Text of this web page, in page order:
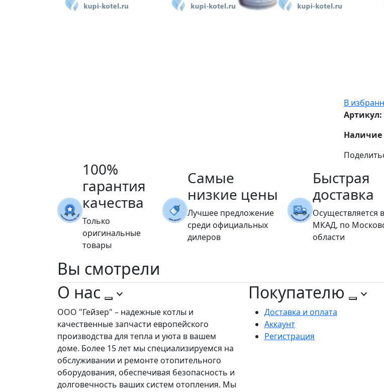
В
Артикул:
Наличие
100%
гарантия
качества
Только
оригинальные
товары
Самые
низкие цены
Лучшее предложение
среди официальных
дилеров
Быстрая
доставка
Осуществляется
МКАД, по
области
Вы смотрели
О нас
ООО "Гейзер" – надежные котлы и
качественные запчасти европейского
производства для тепла и уюта в вашем
доме. Более 15 лет мы специализируемся на
обслуживании и ремонте отопительного
оборудования, обеспечивая безопасность и
долговечность ваших систем отопления. Мы
Покупателю
Доставка и оплата
Аккаунт
Регистрация